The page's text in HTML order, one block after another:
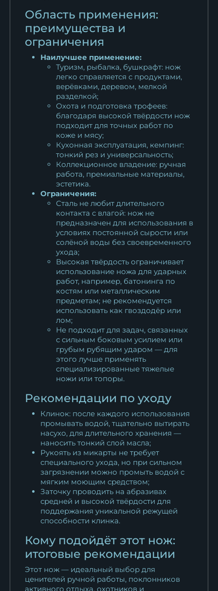
Область применения:
преимущества и
ограничения
Наилучшее применение:
Туризм, рыбалка, бушкрафт: нож
легко справляется с продуктами,
верёвками, деревом, мелкой
разделкой;
Охота и подготовка трофеев:
благодаря высокой твёрдости нож
подходит для точных работ по
коже и мясу;
Кухонная эксплуатация, кемпинг:
тонкий рез и универсальность;
Коллекционное владение: ручная
работа, премиальные материалы,
эстетика.
Ограничения:
Сталь не любит длительного
контакта с влагой: нож не
предназначен для использования в
условиях постоянной сырости или
солёной воды без своевременного
ухода;
Высокая твёрдость ограничивает
использование ножа для ударных
работ, например, батонинга по
костям или металлическим
предметам; не рекомендуется
использовать как гвоздодёр или
лом;
Не подходит для задач, связанных
с сильным боковым усилием или
грубым рубящим ударом — для
этого лучше применять
специализированные тяжелые
ножи или топоры.
Рекомендации по уходу
Клинок: после каждого использования
промывать водой, тщательно вытирать
насухо, для длительного хранения —
наносить тонкий слой масла;
Рукоять из микарты не требует
специального ухода, но при сильном
загрязнении можно промыть водой с
мягким моющим средством;
Заточку проводить на абразивах
средней и высокой твёрдости для
поддержания уникальной режущей
способности клинка.
Кому подойдёт этот нож:
итоговые рекомендации
Этот нож — идеальный выбор для
ценителей ручной работы, поклонников
активного отдыха, охотников и